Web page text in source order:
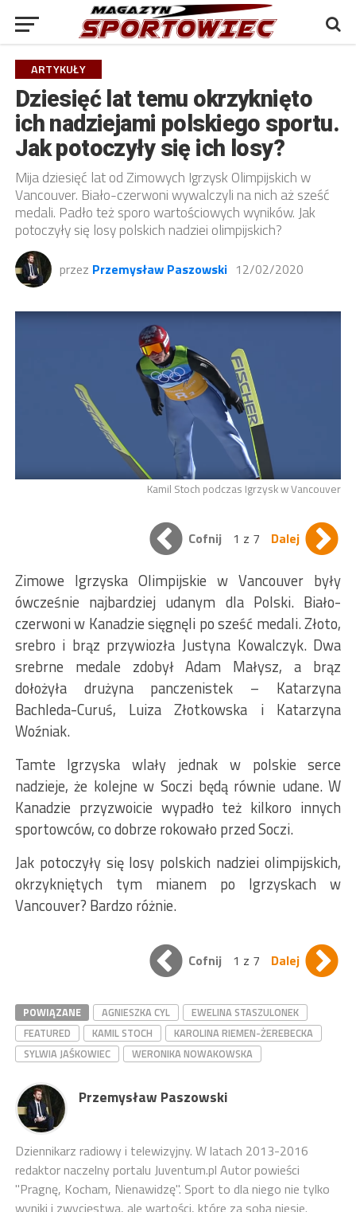
ARTYKUŁY
Dziesięć lat temu okrzyknięto
ich nadziejami polskiego sportu.
Jak potoczyły się ich losy?
Mija dziesięć lat od Zimowych Igrzysk Olimpijskich w
Vancouver. Biało-czerwoni wywalczyli na nich aż sześć
medali. Padło też sporo wartościowych wyników. Jak
potoczyły się losy polskich nadziei olimpijskich?
przez Przemysław Paszowski 12/02/2020
Kamil Stoch podczas Igrzysk w Vancouver
Cofnij 1 z 7 Dalej
Zimowe Igrzyska Olimpijskie w Vancouver były
ówcześnie najbardziej udanym dla Polski. Biało-
czerwoni w Kanadzie sięgnęli po sześć medali. Złoto,
srebro i brąz przywiozła Justyna Kowalczyk. Dwa
srebrne medale zdobył Adam Małysz, a brąz
dołożyła drużyna panczenistek – Katarzyna
Bachleda-Curuś, Luiza Złotkowska i Katarzyna
Woźniak.
Tamte Igrzyska wlały jednak w polskie serce
nadzieje, że kolejne w Soczi będą równie udane. W
Kanadzie przyzwoicie wypadło też kilkoro innych
sportowców, co dobrze rokowało przed Soczi.
Jak potoczyły się losy polskich nadziei olimpijskich,
okrzykniętych tym mianem po Igrzyskach w
Vancouver? Bardzo różnie.
Cofnij 1 z 7 Dalej
POWIĄZANE AGNIESZKA CYL
EWELINA STASZULONEK
FEATURED
KAMIL STOCH
KAROLINA RIEMEN-ŻEREBECKA
SYLWIA JAŚKOWIEC
WERONIKA NOWAKOWSKA
Przemysław Paszowski
Dziennikarz radiowy i telewizyjny. W latach 2013-2016
redaktor naczelny portalu Juventum.pl Autor powieści
"Pragnę, Kocham, Nienawidzę". Sport to dla niego nie tylko
wyniki i zwycięstwa, ale wartości, które za sobą niesie.